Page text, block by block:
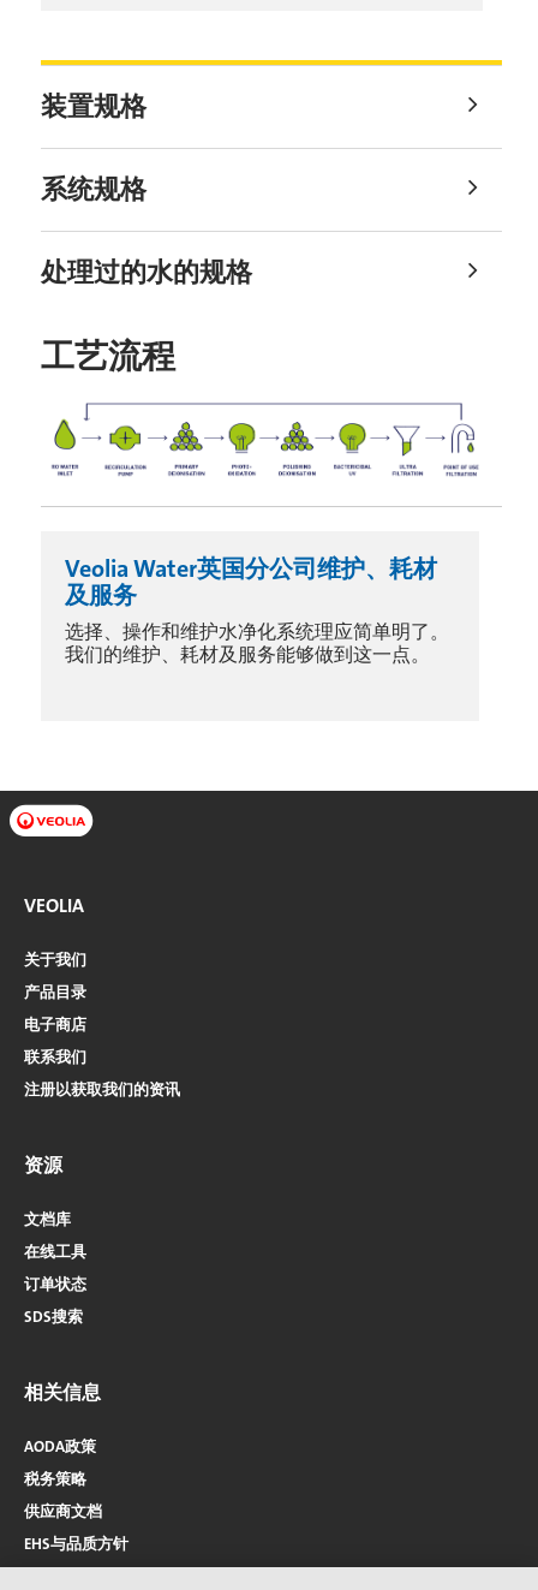
装置规格
系统规格
处理过的水的规格
工艺流程
Veolia Water英国分公司维护、耗材
及服务
选择、操作和维护水净化系统理应简单明了。
我们的维护、耗材及服务能够做到这一点。
VEOLIA
关于我们
产品目录
电子商店​​​​​​​
联系我们
注册以获取我们的资讯
资源
文档库
在线工具
订单状态
SDS搜索
相关信息
AODA政策
税务策略
供应商文档
EHS与品质方针